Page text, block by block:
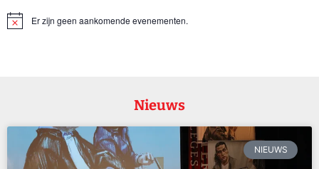
BerichtEr zijn geen aankomende evenementen.
Nieuws
NIEUWS